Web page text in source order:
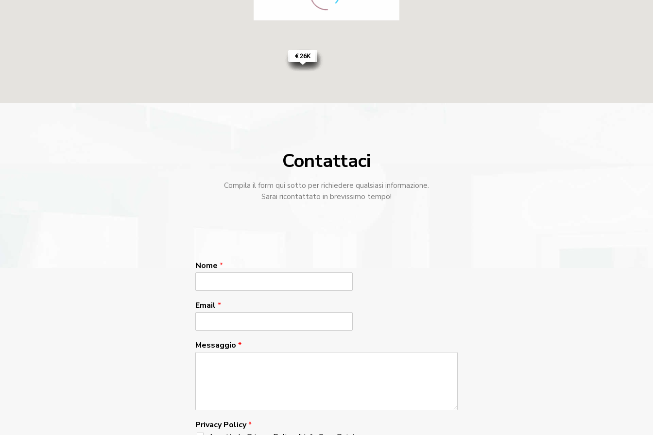
€ 45K
€ 75K
€ 68K
€ 150K
€ 120K
€ 600
€ 90K
€ 255K
€ 170K
€ 38K
€ 38K
€ 90K
€ 300K
€ 100K
€ 50K
€ 26K
Contattaci
Compila il form qui sotto per richiedere qualsiasi informazione.
Sarai ricontattato in brevissimo tempo!
Nome *
Email *
Messaggio *
Privacy Policy*